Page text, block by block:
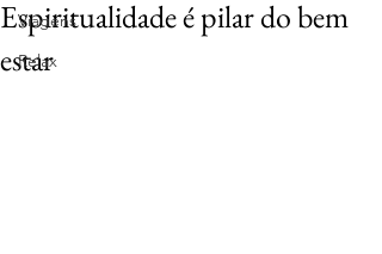
Viagens
Relax
Espiritualidade é pilar do bem
estar